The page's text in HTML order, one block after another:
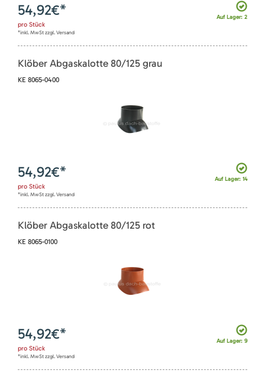
Auf Lager: 2
54,92€*
pro Stück
*inkl. MwSt zzgl. Versand
Klöber Abgaskalotte 80/125 grau
KE 8065-0400
Auf Lager: 14
54,92€*
pro Stück
*inkl. MwSt zzgl. Versand
Klöber Abgaskalotte 80/125 rot
KE 8065-0100
Auf Lager: 9
54,92€*
pro Stück
*inkl. MwSt zzgl. Versand